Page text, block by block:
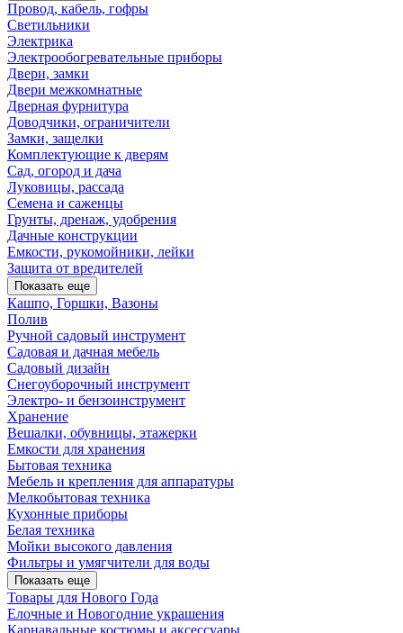
Провод, кабель, гофры
Светильники
Электрика
Электрообогревательные приборы
Двери, замки
Двери межкомнатные
Дверная фурнитура
Доводчики, ограничители
Замки, защелки
Комплектующие к дверям
Сад, огород и дача
Луковицы, рассада
Семена и саженцы
Грунты, дренаж, удобрения
Дачные конструкции
Емкости, рукомойники, лейки
Защита от вредителей
Показать еще
Кашпо, Горшки, Вазоны
Полив
Ручной садовый инструмент
Садовая и дачная мебель
Садовый дизайн
Снегоуборочный инструмент
Электро- и бензоинструмент
Хранение
Вешалки, обувницы, этажерки
Емкости для хранения
Бытовая техника
Мебель и крепления для аппаратуры
Мелкобытовая техника
Кухонные приборы
Белая техника
Мойки высокого давления
Фильтры и умягчители для воды
Показать еще
Товары для Нового Года
Елочные и Новогодние украшения
Карнавальные костюмы и аксессуары